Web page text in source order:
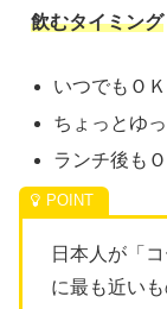
飲むタイミング
いつでもＯＫ
ちょっとゆ
ランチ後もＯ
日本人が「
に最も近い